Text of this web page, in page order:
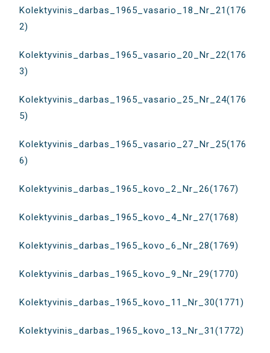
Kolektyvinis_darbas_1965_vasario_18_Nr_21(176
2)
Kolektyvinis_darbas_1965_vasario_20_Nr_22(176
3)
Kolektyvinis_darbas_1965_vasario_25_Nr_24(176
5)
Kolektyvinis_darbas_1965_vasario_27_Nr_25(176
6)
Kolektyvinis_darbas_1965_kovo_2_Nr_26(1767)
Kolektyvinis_darbas_1965_kovo_4_Nr_27(1768)
Kolektyvinis_darbas_1965_kovo_6_Nr_28(1769)
Kolektyvinis_darbas_1965_kovo_9_Nr_29(1770)
Kolektyvinis_darbas_1965_kovo_11_Nr_30(1771)
Kolektyvinis_darbas_1965_kovo_13_Nr_31(1772)